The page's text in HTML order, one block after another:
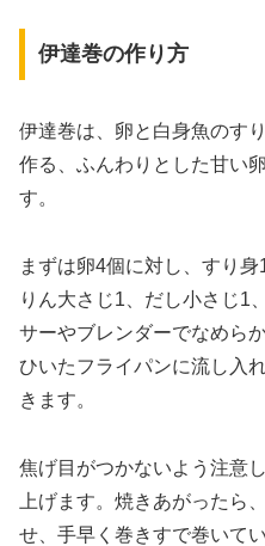
伊達巻の作り方
伊達巻は、卵と白身魚のす
作る、ふんわりとした甘い
す。
まずは卵4個に対し、すり
りん大さじ1、だし小さじ1
サーやブレンダーでなめら
ひいたフライパンに流し入
きます。
焦げ目がつかないよう注意
上げます。焼きあがったら
せ、手早く巻きすで巻いて